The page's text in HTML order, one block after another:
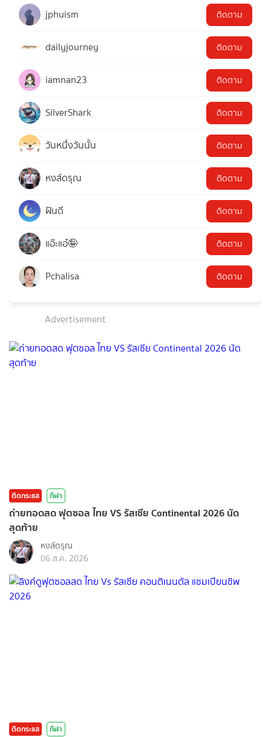
jphuism ติดตาม
dailyjourney ติดตาม
iamnan23 ติดตาม
SilverShark ติดตาม
วันหนึ่งวันนั้น ติดตาม
หงส์ดรุณ ติดตาม
ฝันดี ติดตาม
แอ๊ะแอ๋🤪 ติดตาม
Pchalisa ติดตาม
Advertisement
ติดกระแส กีฬา
ถ่ายทอดสด ฟุตซอล ไทย VS รัสเซีย Continental 2026 นัด
สุดท้าย
หงส์ดรุณ
06 ส.ค. 2026
ติดกระแส กีฬา